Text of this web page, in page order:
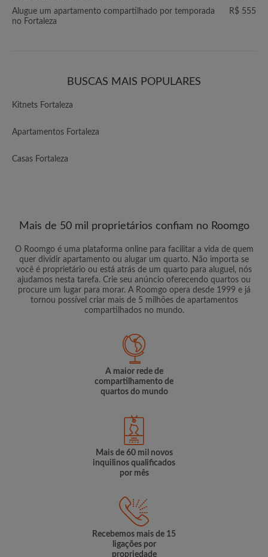
Alugue um apartamento compartilhado por temporada
no Fortaleza
R$ 555
BUSCAS MAIS POPULARES
Kitnets Fortaleza
Apartamentos Fortaleza
Casas Fortaleza
Mais de 50 mil proprietários confiam no Roomgo
O Roomgo é uma plataforma online para facilitar a vida de quem
quer dividir apartamento ou alugar um quarto. Não importa se
você é proprietário ou está atrás de um quarto para aluguel, nós
ajudamos nesta tarefa. Crie seu anúncio oferecendo quartos ou
procure um lugar para morar. A Roomgo opera desde 1999 e já
tornou possível criar mais de 5 milhões de apartamentos
compartilhados no mundo.
A maior rede de
compartilhamento de
quartos do mundo
Mais de 60 mil novos
inquilinos qualificados
por mês
Recebemos mais de 15
ligações por
propriedade